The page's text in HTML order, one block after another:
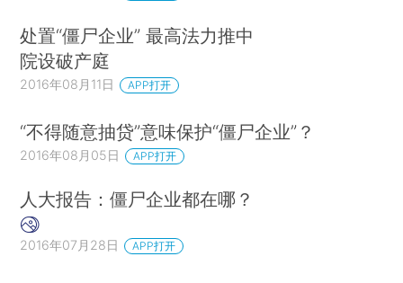
处置“僵尸企业” 最高法力推中
院设破产庭
2016年08月11日 APP打开
“不得随意抽贷”意味保护“僵尸企业”？
2016年08月05日 APP打开
人大报告：僵尸企业都在哪？
2016年07月28日 APP打开